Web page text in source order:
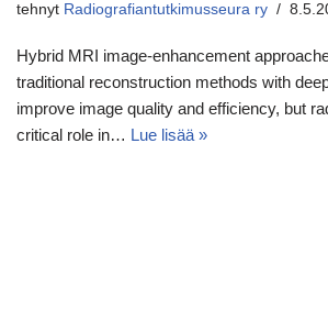
tehnyt Radiografiantutkimusseura ry
Hybrid MRI image‑enhancement
traditional reconstruction methods with
improve image quality and efficiency, but
critical role in… Lue lisää »